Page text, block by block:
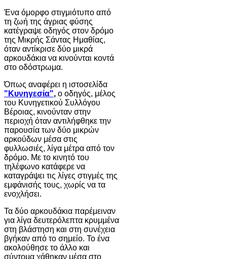
Ένα όμορφο στιγμιότυπο από
τη ζωή της άγριας φύσης
κατέγραψε οδηγός στον δρόμο
της Μικρής Σάντας Ημαθίας,
όταν αντίκρισε δύο μικρά
αρκουδάκια να κινούνται κοντά
στο οδόστρωμα.
Όπως αναφέρει η ιστοσελίδα
"Κυνηγεσία", ο οδηγός, μέλος
του Κυνηγετικού Συλλόγου
Βέροιας, κινούνταν στην
περιοχή όταν αντιλήφθηκε την
παρουσία των δύο μικρών
αρκούδων μέσα στις
φυλλωσιές, λίγα μέτρα από τον
δρόμο. Με το κινητό του
τηλέφωνο κατάφερε να
καταγράψει τις λίγες στιγμές της
εμφάνισής τους, χωρίς να τα
ενοχλήσει.
Τα δύο αρκουδάκια παρέμειναν
για λίγα δευτερόλεπτα κρυμμένα
στη βλάστηση και στη συνέχεια
βγήκαν από το σημείο. Το ένα
ακολούθησε το άλλο και
σύντομα χάθηκαν μέσα στο